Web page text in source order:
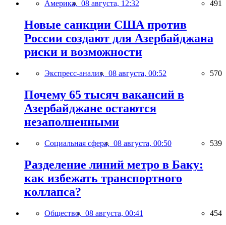
Америка, 08 августа, 12:32 491
Новые санкции США против
России создают для Азербайджана
риски и возможности
Экспресс-анализ, 08 августа, 00:52 570
Почему 65 тысяч вакансий в
Азербайджане остаются
незаполненными
Социальная сфера, 08 августа, 00:50 539
Разделение линий метро в Баку:
как избежать транспортного
коллапса?
Общество, 08 августа, 00:41 454